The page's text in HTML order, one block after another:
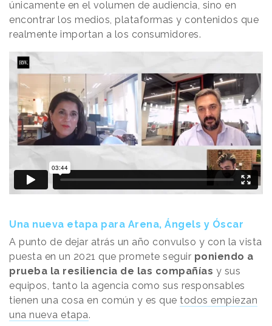
únicamente en el volumen de audiencia, sino en
encontrar los medios, plataformas y contenidos que
realmente importan a los consumidores.
Una nueva etapa para Arena, Ángels y Óscar
A punto de dejar atrás un año convulso y con la vista
puesta en un 2021 que promete seguir poniendo a
prueba la resiliencia de las compañías y sus
equipos, tanto la agencia como sus responsables
tienen una cosa en común y es que todos empiezan
una nueva etapa.